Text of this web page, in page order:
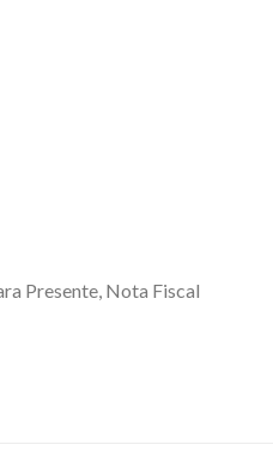
Presente, Nota Fiscal